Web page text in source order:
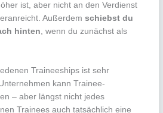
ist, aber nicht an den Verdienst
Außerdemschiebst du
hinten, wenn du zunächst als
Traineeships ist sehr
kann Trainee-
– aber längst nicht jedes
Trainees auch tatsächlich eine